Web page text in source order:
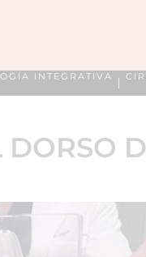
INTEGRATIVA